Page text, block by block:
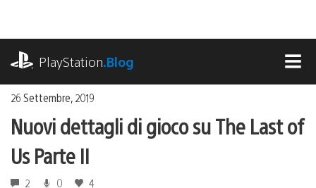
contenuto
PlayStation.Blog
26 Settembre, 2019
Nuovi dettagli di gioco su The Last of
Us Parte II
2 0 4